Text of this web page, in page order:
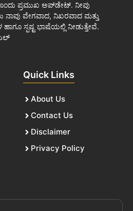
ಪ್ರಮುಖ ಅಪ್‌ಡೇಟ್. ನೀವು
ವೇಗವಾದ, ನಿಖರವಾದ ಮತ್ತು
ಹಾಗೂ ಸ್ಪಷ್ಟ ಭಾಷೆಯಲ್ಲಿ ನೀಡುತ್ತೇವೆ.
Quick Links
About Us
Contact Us
Disclaimer
Privacy Policy